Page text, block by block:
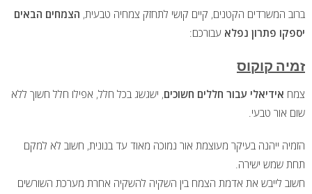
ברוב המשרדים הקטנים, קיים קושי לתחזק צמחיה טבעית, הצמחים הבאים
יספקו פתרון נפלא עבורכם:
זמיה קוקוס
צמח אידיאלי עבור חללים חשוכים, ישגשג בכל חלל, אפילו חלל חשוך ללא
שום אור טבעי.
הזמיה ייהנה בעיקר מעוצמת אור נמוכה מאוד עד בנונית, חשוב לא למקם
תחת שמש ישירה.
חשוב לייבש את אדמת הצמח בין השקיה להשקיה אחרת מערכת השורשים